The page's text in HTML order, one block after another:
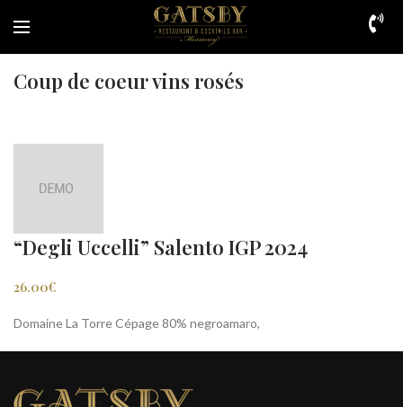
Coup de coeur vins rosés
“Degli Uccelli” Salento IGP 2024
26.00€
Domaine La Torre Cépage 80% negroamaro,